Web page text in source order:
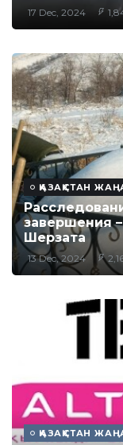
17 Dec, 2024
ҚАЗАҚСТАН
завершения
Шерзата
13 Dec, 2024
ҚАЗАҚСТАН